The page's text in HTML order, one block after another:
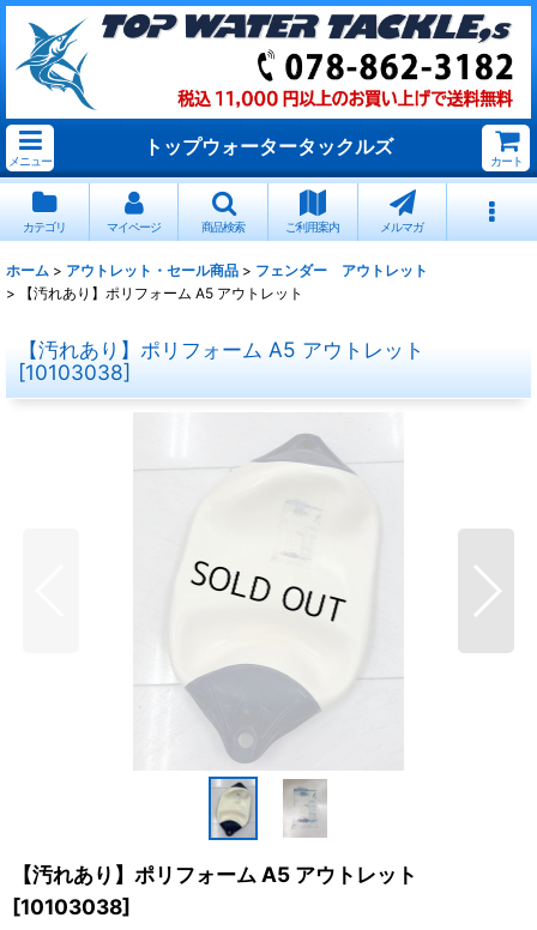
メニュー
トップウォータータックルズ
カート
カテゴリ マイページ 商品検索 ご利用案内 メルマガ
ホーム > アウトレット・セール商品 > フェンダー アウトレット
>
【汚れあり】ポリフォーム A5 アウトレット
【汚れあり】ポリフォーム A5 アウトレット
[10103038]
【汚れあり】ポリフォーム A5 アウトレット
[10103038]